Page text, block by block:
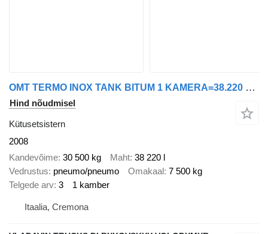
OMT TERMO INOX TANK BITUM 1 KAMERA=38.220 L ADR
Hind nõudmisel
Kütusetsistern
2008
Kandevõime 30 500 kg Maht 38 220 l
Vedrustus pneumo/pneumo Omakaal 7 500 kg
Telgede arv 3 1 kamber
Itaalia, Cremona